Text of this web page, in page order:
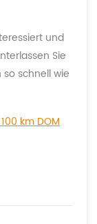
und
Sie
schnell wie
km DOM